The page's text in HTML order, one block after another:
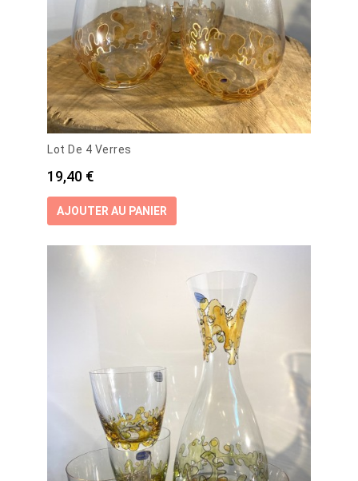
Lot De 4 Verres
Prix
19,40 €
AJOUTER AU PANIER